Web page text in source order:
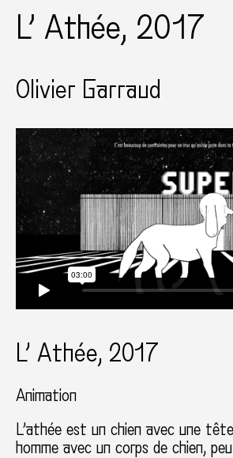
L’ Athée, 2017
Olivier Garraud
L’ Athée, 2017
Animation
L’athée est un chien avec une
homme avec un corps de chien,